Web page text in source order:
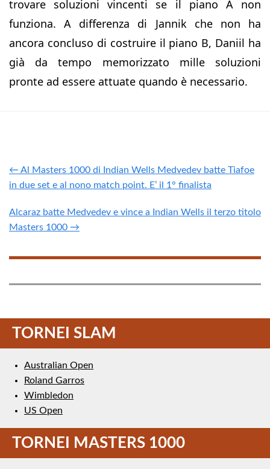
trovare soluzioni vincenti se il piano A non
funziona. A differenza di Jannik che non ha
ancora concluso di costruire il piano B, Daniil ha
già da tempo memorizzato mille soluzioni
pronte ad essere attuate quando è necessario.
← Al Masters 1000 di Indian Wells Medvedev batte Tiafoe
in due set e al nono match point. E’ il 1° finalista
Alcaraz batte Medvedev e vince a Indian Wells il terzo titolo
Masters 1000 →
TORNEI SLAM
Australian Open
Roland Garros
Wimbledon
US Open
TORNEI MASTERS 1000